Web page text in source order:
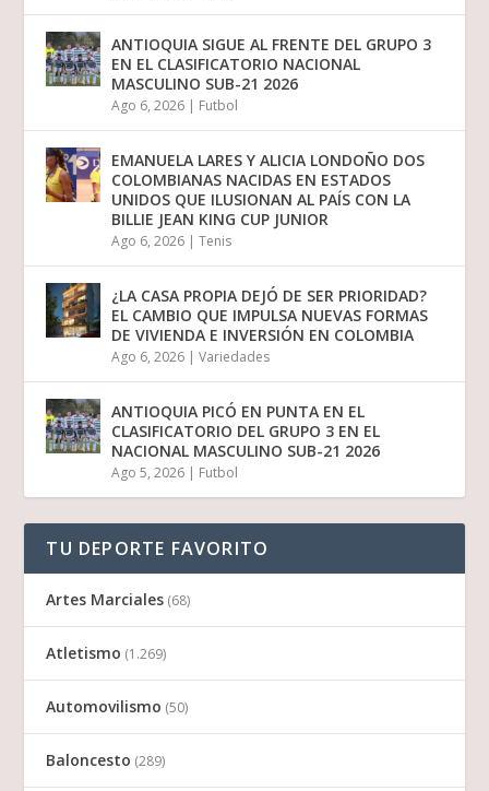
ANTIOQUIA SIGUE AL FRENTE DEL GRUPO 3
EN EL CLASIFICATORIO NACIONAL
MASCULINO SUB-21 2026
Ago 6, 2026 | Futbol
EMANUELA LARES Y ALICIA LONDOÑO DOS
COLOMBIANAS NACIDAS EN ESTADOS
UNIDOS QUE ILUSIONAN AL PAÍS CON LA
BILLIE JEAN KING CUP JUNIOR
Ago 6, 2026 |Tenis
¿LA CASA PROPIA DEJÓ DE SER PRIORIDAD?
EL CAMBIO QUE IMPULSA NUEVAS FORMAS
DE VIVIENDA E INVERSIÓN EN COLOMBIA
Ago 6, 2026 |Variedades
ANTIOQUIA PICÓ EN PUNTA EN EL
CLASIFICATORIO DEL GRUPO 3 EN EL
NACIONAL MASCULINO SUB-21 2026
Ago 5, 2026 | Futbol
TU DEPORTE FAVORITO
Artes Marciales (68)
Atletismo (1.269)
Automovilismo (50)
Baloncesto (289)